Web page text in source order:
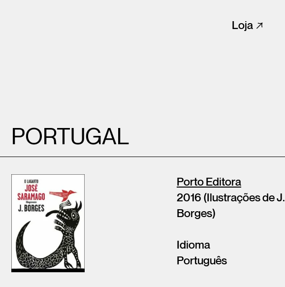
Loja
PORTUGAL
Porto Editora
2016 (Ilustrações de J.
Borges)
Idioma
Português